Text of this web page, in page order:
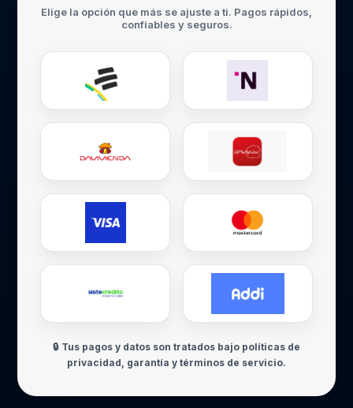
Elige la opción que más se ajuste a ti. Pagos rápidos,
confiables y seguros.
🔒 Tus pagos y datos son tratados bajo políticas de
privacidad, garantía y términos de servicio.